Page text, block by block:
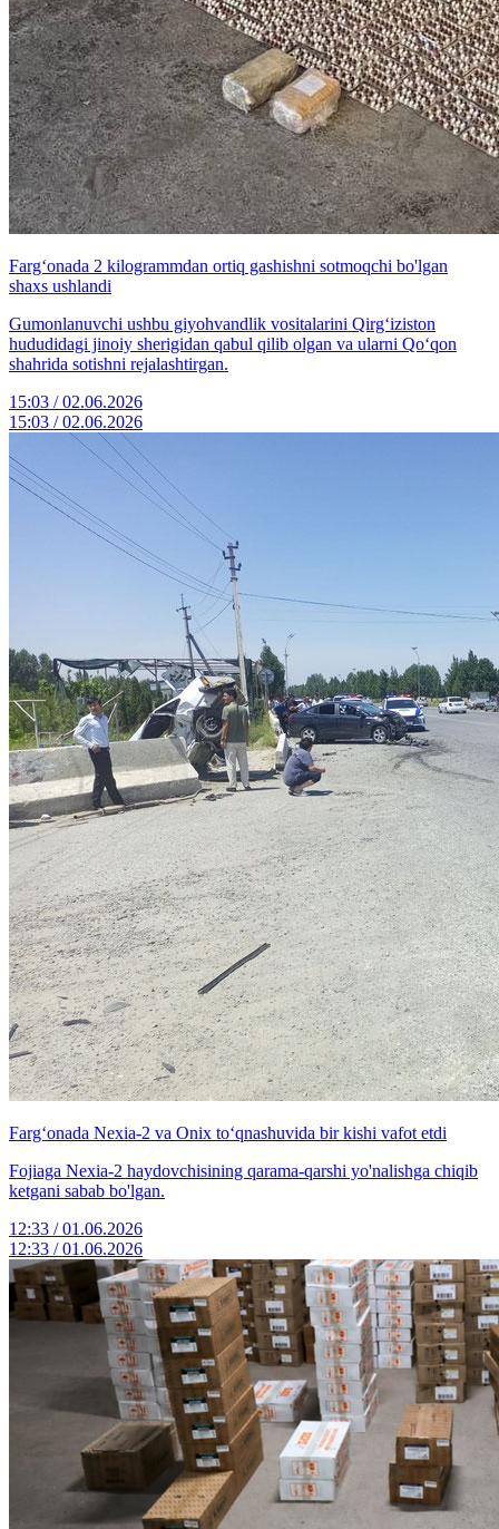
Farg‘onada 2 kilogrammdan ortiq gashishni sotmoqchi bo'lgan
shaxs ushlandi
Gumonlanuvchi ushbu giyohvandlik vositalarini Qirg‘iziston
hududidagi jinoiy sherigidan qabul qilib olgan va ularni Qo‘qon
shahrida sotishni rejalashtirgan.
15:03 / 02.06.2026
15:03 / 02.06.2026
Farg‘onada Nexia-2 va Onix to‘qnashuvida bir kishi vafot etdi
Fojiaga Nexia-2 haydovchisining qarama-qarshi yo'nalishga chiqib
ketgani sabab bo'lgan.
12:33 / 01.06.2026
12:33 / 01.06.2026